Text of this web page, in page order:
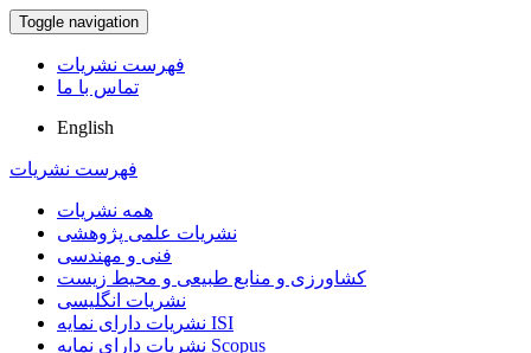
Toggle navigation
فهرست نشریات
تماس با ما
English
فهرست نشریات
همه نشریات
نشریات علمی پژوهشی
فنی و مهندسی
کشاورزی و منابع طبیعی و محیط زیست
نشریات انگلیسی
نشریات دارای نمایه ISI
نشریات دارای نمایه Scopus